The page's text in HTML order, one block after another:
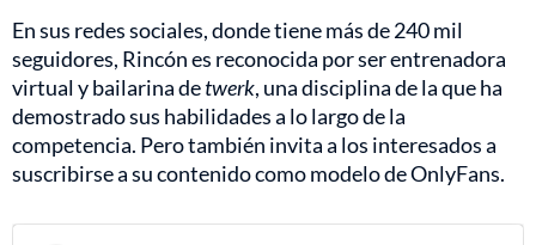
En sus redes sociales, donde tiene más de 240 mil
seguidores, Rincón es reconocida por ser entrenadora
virtual y bailarina detwerk, una disciplina de la que ha
demostrado sus habilidades a lo largo de la
competencia. Pero también invita a los interesados a
suscribirse a su contenido como modelo de OnlyFans.